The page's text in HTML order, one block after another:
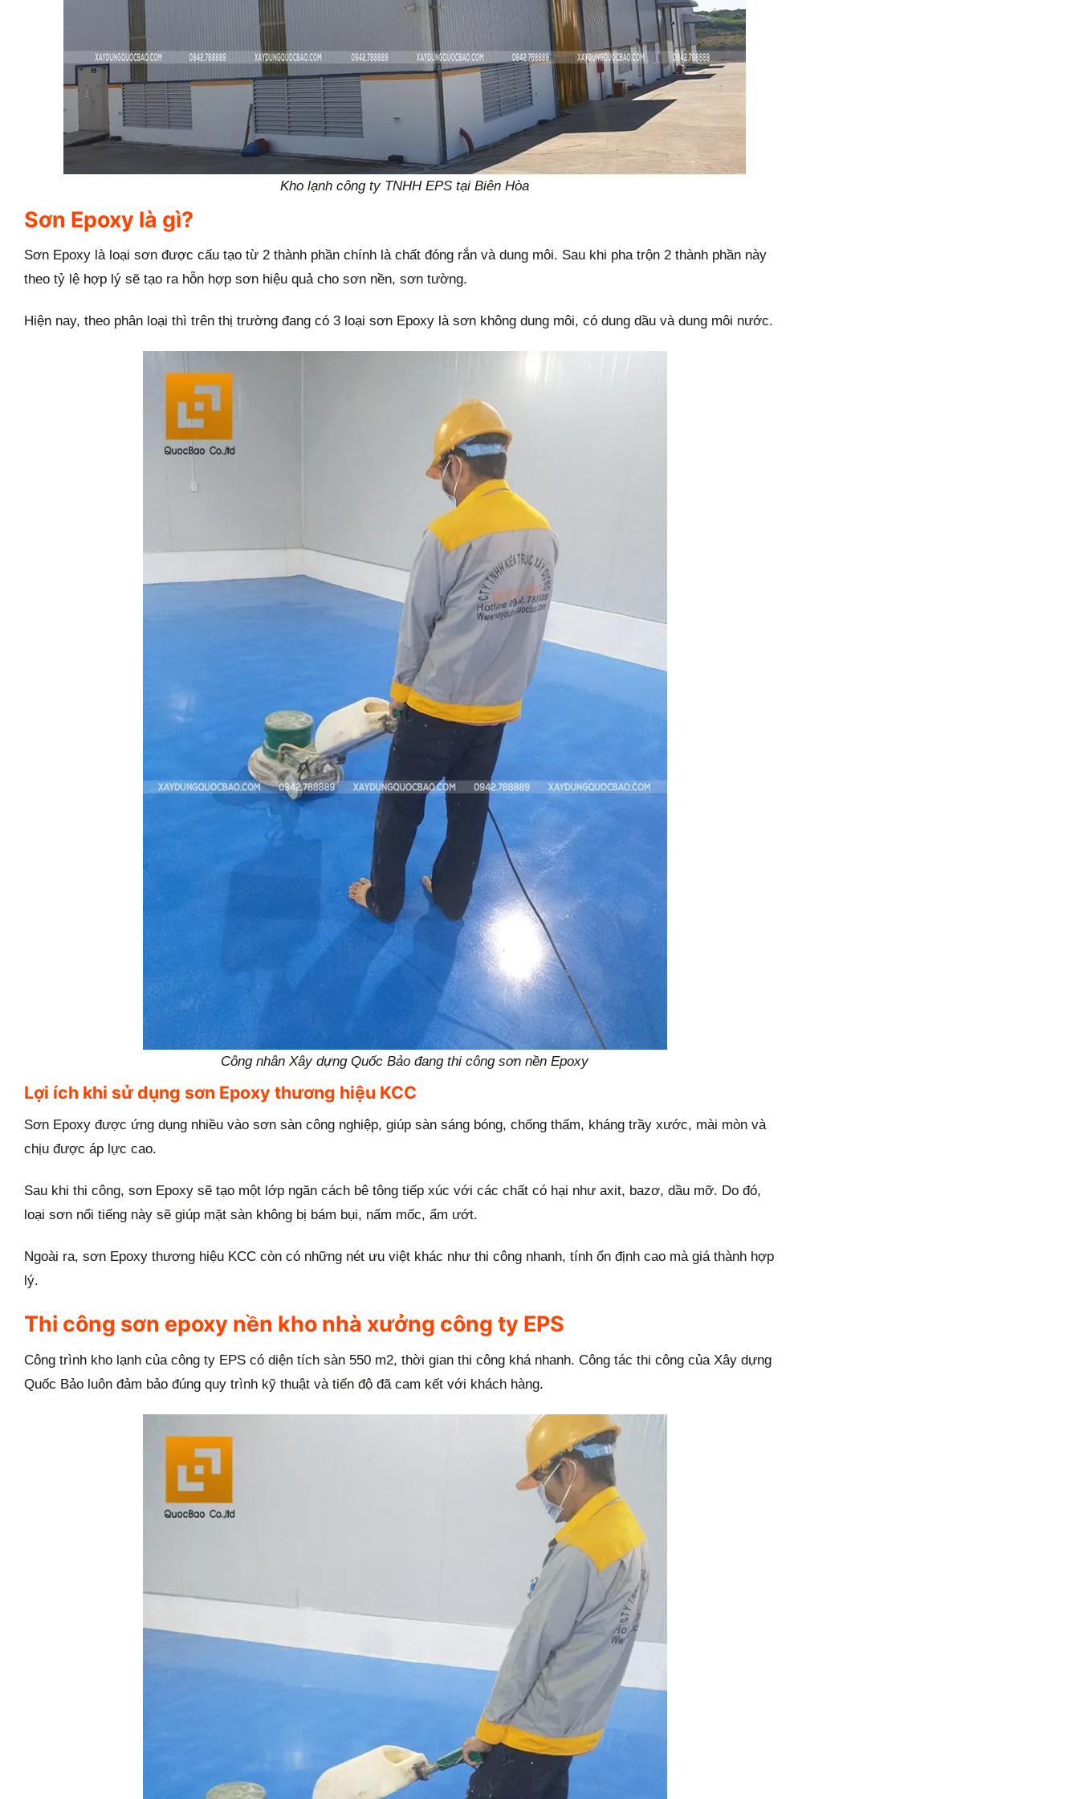
Kho lạnh công ty TNHH EPS tại Biên Hòa
Sơn Epoxy là gì?
Sơn Epoxy là loại sơn được cấu tạo từ 2 thành phần chính là chất đóng rắn và dung môi. Sau khi pha trộn 2 thành phần này
theo tỷ lệ hợp lý sẽ tạo ra hỗn hợp sơn hiệu quả cho sơn nền, sơn tường.
Hiện nay, theo phân loại thì trên thị trường đang có 3 loại sơn Epoxy là sơn không dung môi, có dung dầu và dung môi nước.
Công nhân Xây dựng Quốc Bảo đang thi công sơn nền Epoxy
Lợi ích khi sử dụng sơn Epoxy thương hiệu KCC
Sơn Epoxy được ứng dụng nhiều vào sơn sàn công nghiệp, giúp sàn sáng bóng, chống thấm, kháng trầy xước, mài mòn và
chịu được áp lực cao.
Sau khi thi công, sơn Epoxy sẽ tạo một lớp ngăn cách bê tông tiếp xúc với các chất có hại như axit, bazơ, dầu mỡ. Do đó,
loại sơn nổi tiếng này sẽ giúp mặt sàn không bị bám bụi, nấm mốc, ẩm ướt.
Ngoài ra, sơn Epoxy thương hiệu KCC còn có những nét ưu việt khác như thi công nhanh, tính ổn định cao mà giá thành hợp
lý.
Thi công sơn epoxy nền kho nhà xưởng công ty EPS
Công trình kho lạnh của công ty EPS có diện tích sàn 550 m2, thời gian thi công khá nhanh. Công tác thi công của Xây dựng
Quốc Bảo luôn đảm bảo đúng quy trình kỹ thuật và tiến độ đã cam kết với khách hàng.